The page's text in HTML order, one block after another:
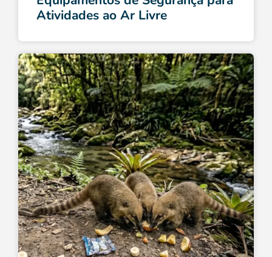
Atividades ao Ar Livre